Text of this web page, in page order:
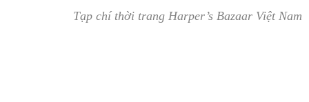
Tạp chí thời trang Harper’s Bazaar Việt Nam